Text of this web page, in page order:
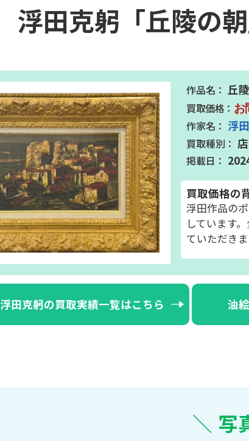
浮田克躬「丘陵の
丘
お
浮
買取価格の
浮田作品の
しています
ていただきま
浮田克躬の買取実績一覧はこちら 油
＼ 写